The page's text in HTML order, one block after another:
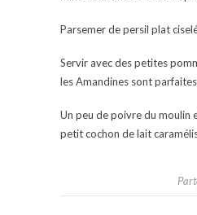
Parsemer de persil plat
Servir avec des petites
les Amandines sont
Un peu de poivre du moulin
petit cochon de lait